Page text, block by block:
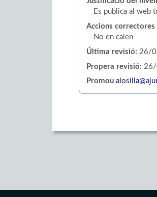
Es publica al web
Accions correctores
No en calen
Última revisió: 26/
Propera revisió:
Promou